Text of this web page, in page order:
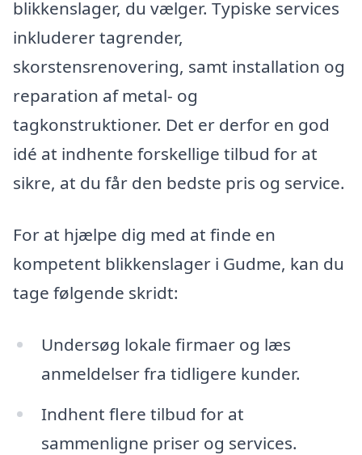
blikkenslager, du vælger. Typiske services
inkluderer tagrender,
skorstensrenovering, samt installation og
reparation af metal- og
tagkonstruktioner. Det er derfor en god
idé at indhente forskellige tilbud for at
sikre, at du får den bedste pris og service.
For at hjælpe dig med at finde en
kompetent blikkenslager i Gudme, kan du
tage følgende skridt:
Undersøg lokale firmaer og læs
anmeldelser fra tidligere kunder.
Indhent flere tilbud for at
sammenligne priser og services.